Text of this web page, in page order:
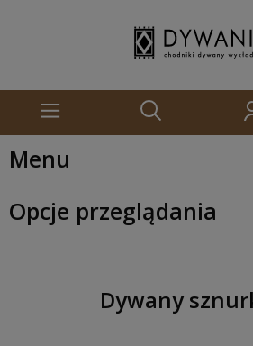
Menu
Opcje przeglądania
Dywany